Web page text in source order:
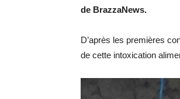
de BrazzaNews.
D’après les premières
de cette intoxication